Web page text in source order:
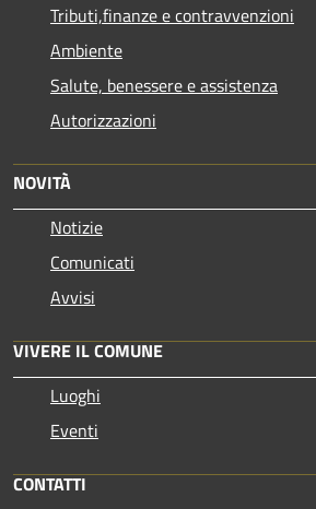
Tributi,finanze e contravvenzioni
Ambiente
Salute, benessere e assistenza
Autorizzazioni
NOVITÀ
Notizie
Comunicati
Avvisi
VIVERE IL COMUNE
Luoghi
Eventi
CONTATTI